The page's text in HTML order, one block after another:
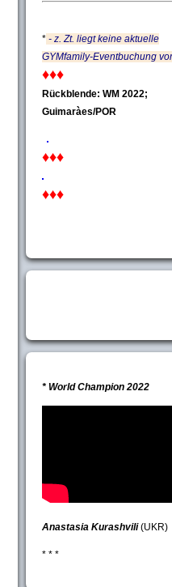
* - z. Zt. liegt keine aktuelle
GYMfamily-Eventbuchung
♦♦♦
Rückblende: WM 2022;
Guimaràes/POR
♦♦♦
♦♦♦
* World Champion 2022
Anastasia Kurashvili(UKR)
* * *